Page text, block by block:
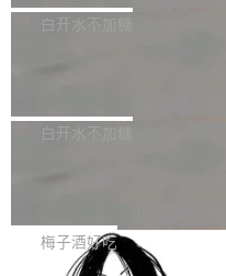
员工参与设立的专项资产管理
获配9...
一个回归问题，该问题导致拉
题，该问题可能导致在旧版
e 孵化器项目管理委员会（
P）！这一里程碑不仅标志着
白开水不加糖
长期停止内容更新，未能实现
提交的编辑请求也长期处于待
pedia 于去年底上线，定位为
白开水不加糖
是这样的：配
梅子酒好吃